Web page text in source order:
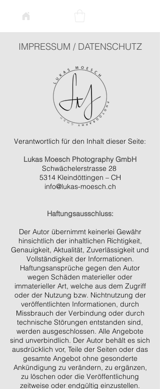
IMPRESSUM / DATENSCHUTZ
Verantwortlich für den Inhalt dieser Seite:
Lukas Moesch Photography GmbH
Schwächelerstrasse 28
5314 Kleindöttingen – CH
info@lukas-moesch.ch
Haftungsausschluss:
Der Autor übernimmt keinerlei Gewähr
hinsichtlich der inhaltlichen Richtigkeit,
Genauigkeit, Aktualität, Zuverlässigkeit und
Vollständigkeit der Informationen.
Haftungsansprüche gegen den Autor
wegen Schäden materieller oder
immaterieller Art, welche aus dem Zugriff
oder der Nutzung bzw. Nichtnutzung der
veröffentlichten Informationen, durch
Missbrauch der Verbindung oder durch
technische Störungen entstanden sind,
werden ausgeschlossen. Alle Angebote
sind unverbindlich. Der Autor behält es sich
ausdrücklich vor, Teile der Seiten oder das
gesamte Angebot ohne gesonderte
Ankündigung zu verändern, zu ergänzen,
zu löschen oder die Veröffentlichung
zeitweise oder endgültig einzustellen.